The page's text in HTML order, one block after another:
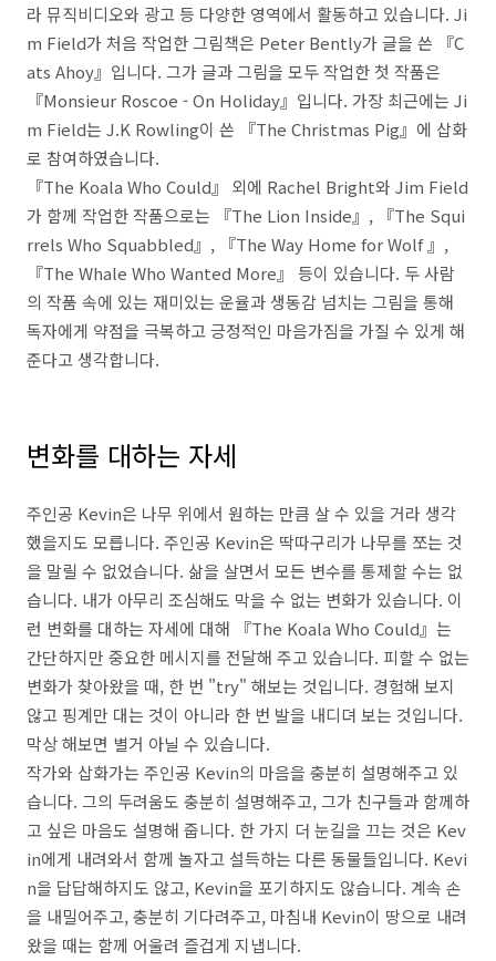
라 뮤직비디오와 광고 등 다양한 영역에서 활동하고 있습니다. Ji
m Field가 처음 작업한 그림책은 Peter Bently가 글을 쓴 『C
ats Ahoy』입니다. 그가 글과 그림을 모두 작업한 첫 작품은
『Monsieur Roscoe - On Holiday』입니다. 가장 최근에는 Ji
m Field는 J.K Rowling이 쓴 『The Christmas Pig』에 삽화
로 참여하였습니다.
『The Koala Who Could』 외에 Rachel Bright와 Jim Field
가 함께 작업한 작품으로는 『The Lion Inside』, 『The Squi
rrels Who Squabbled』, 『The Way Home for Wolf 』,
『The Whale Who Wanted More』 등이 있습니다. 두 사람
의 작품 속에 있는 재미있는 운율과 생동감 넘치는 그림을 통해
독자에게 약점을 극복하고 긍정적인 마음가짐을 가질 수 있게 해
준다고 생각합니다.
변화를 대하는 자세
주인공 Kevin은 나무 위에서 원하는 만큼 살 수 있을 거라 생각
했을지도 모릅니다. 주인공 Kevin은 딱따구리가 나무를 쪼는 것
을 말릴 수 없었습니다. 삶을 살면서 모든 변수를 통제할 수는 없
습니다. 내가 아무리 조심해도 막을 수 없는 변화가 있습니다. 이
런 변화를 대하는 자세에 대해 『The Koala Who Could』는
간단하지만 중요한 메시지를 전달해 주고 있습니다. 피할 수 없는
변화가 찾아왔을 때, 한 번 "try" 해보는 것입니다. 경험해 보지
않고 핑계만 대는 것이 아니라 한 번 발을 내디뎌 보는 것입니다.
막상 해보면 별거 아닐 수 있습니다.
작가와 삽화가는 주인공 Kevin의 마음을 충분히 설명해주고 있
습니다. 그의 두려움도 충분히 설명해주고, 그가 친구들과 함께하
고 싶은 마음도 설명해 줍니다. 한 가지 더 눈길을 끄는 것은 Kev
in에게 내려와서 함께 놀자고 설득하는 다른 동물들입니다. Kevi
n을 답답해하지도 않고, Kevin을 포기하지도 않습니다. 계속 손
을 내밀어주고, 충분히 기다려주고, 마침내 Kevin이 땅으로 내려
왔을 때는 함께 어울려 즐겁게 지냅니다.